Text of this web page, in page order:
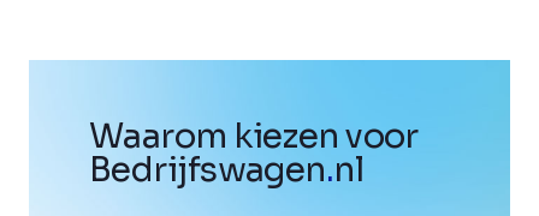
Waarom kiezen voor
Bedrijfswagen.nl